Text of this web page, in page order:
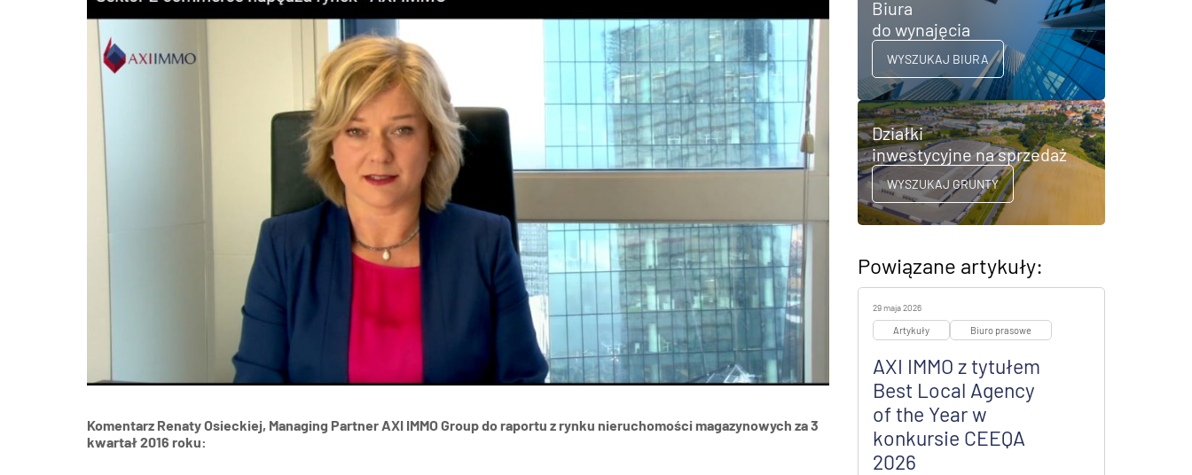
doradcy ds.
najmu i zakupu
logistycznych i
produkcyjnych
AXI IMMO
Poznań i okolice
Wrocław i okolice
Kraków i okolice
Gdańsk i okolice
Szczecin i okolice
Komentarz Renaty Osieckiej, Managing Partner AXI IMMO Group do raportu z rynku nieruchomości magazynowych za 3
kwartał 2016 roku:
Biura
do wynajęcia
WYSZUKAJ BIURA
Działki
inwestycyjne na sprzedaż
WYSZUKAJ GRUNTY
Powiązane artykuły:
29 maja 2026
Artykuły Biuro prasowe
AXI IMMO z tytułem
Best Local Agency
of the Year w
konkursie CEEQA
2026